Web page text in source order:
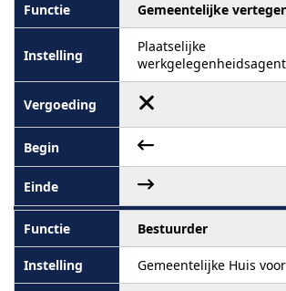
Gemeentelijke
Plaatselijke
Bestuurder
Gemeentelijke Huis